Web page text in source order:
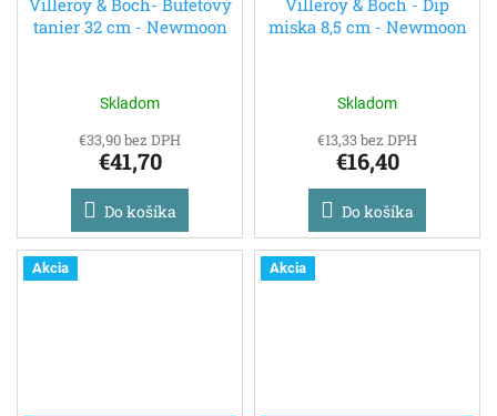
tanier 32 cm - Newmoon
Skladom
€33,90 bez DPH
€41,70
Do košíka
miska 8,5 cm - Newmoon
Skladom
€13,33 bez DPH
€16,40
Do košíka
Akcia Akcia